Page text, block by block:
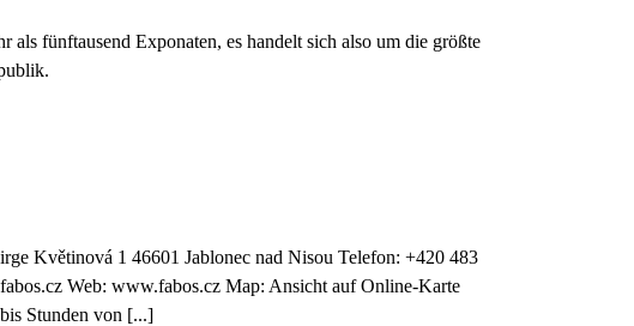
fünftausend Exponaten, es handelt sich also um die größte
Květinová 1 46601 Jablonec nad Nisou Telefon: +420 483
Web: www.fabos.cz Map: Ansicht auf Online-Karte
Stunden von [...]